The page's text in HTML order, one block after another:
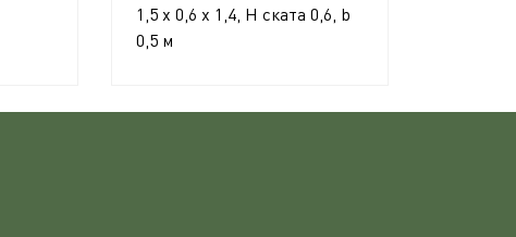
1,5 x 0,6 x 1,4, H ската 0,6, b
0,5 м